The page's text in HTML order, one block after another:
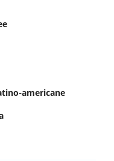
americane